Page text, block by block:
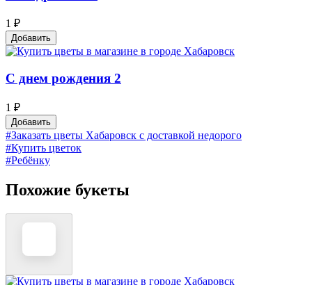
1 ₽
Добавить
С днем рождения 2
1 ₽
Добавить
#Заказать цветы Хабаровск с доставкой недорого
#Купить цветок
#Ребёнку
Похожие букеты